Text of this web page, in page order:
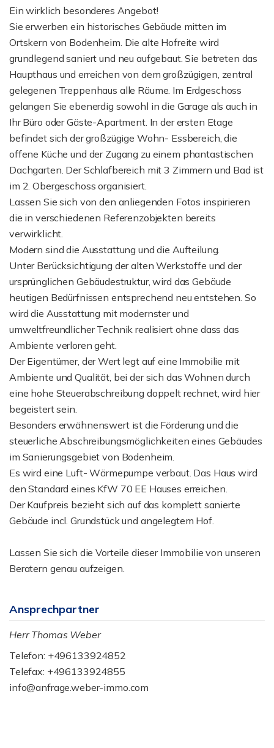
Ein wirklich besonderes Angebot!
Sie erwerben ein historisches Gebäude mitten im
Ortskern von Bodenheim. Die alte Hofreite wird
grundlegend saniert und neu aufgebaut. Sie betreten das
Haupthaus und erreichen von dem großzügigen, zentral
gelegenen Treppenhaus alle Räume. Im Erdgeschoss
gelangen Sie ebenerdig sowohl in die Garage als auch in
Ihr Büro oder Gäste-Apartment. In der ersten Etage
befindet sich der großzügige Wohn- Essbereich, die
offene Küche und der Zugang zu einem phantastischen
Dachgarten. Der Schlafbereich mit 3 Zimmern und Bad ist
im 2. Obergeschoss organisiert.
Lassen Sie sich von den anliegenden Fotos inspirieren
die in verschiedenen Referenzobjekten bereits
verwirklicht.
Modern sind die Ausstattung und die Aufteilung.
Unter Berücksichtigung der alten Werkstoffe und der
ursprünglichen Gebäudestruktur, wird das Gebäude
heutigen Bedürfnissen entsprechend neu entstehen. So
wird die Ausstattung mit modernster und
umweltfreundlicher Technik realisiert ohne dass das
Ambiente verloren geht.
Der Eigentümer, der Wert legt auf eine Immobilie mit
Ambiente und Qualität, bei der sich das Wohnen durch
eine hohe Steuerabschreibung doppelt rechnet, wird hier
begeistert sein.
Besonders erwähnenswert ist die Förderung und die
steuerliche Abschreibungsmöglichkeiten eines Gebäudes
im Sanierungsgebiet von Bodenheim.
Es wird eine Luft- Wärmepumpe verbaut. Das Haus wird
den Standard eines KfW 70 EE Hauses erreichen.
Der Kaufpreis bezieht sich auf das komplett sanierte
Gebäude incl. Grundstück und angelegtem Hof.
Lassen Sie sich die Vorteile dieser Immobilie von unseren
Beratern genau aufzeigen.
Ansprechpartner
Herr Thomas Weber
Telefon: +496133924852
Telefax: +496133924855
info@anfrage.weber-immo.com